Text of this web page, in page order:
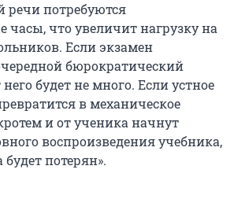
речи потребуются
часы, что увеличит нагрузку на
Если экзамен
бюрократический
него будет не много. Если устное
в механическое
и от ученика начнут
воспроизведения учебника,
потерян».